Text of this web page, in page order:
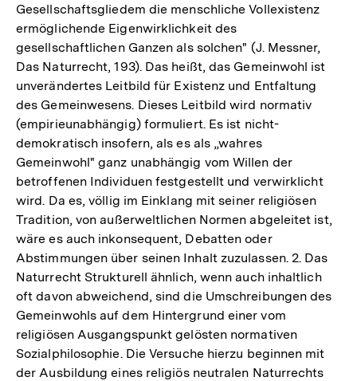
Gesellschaftsgliedem die menschliche Vollexistenz
ermöglichende Eigenwirklichkeit des
gesellschaftlichen Ganzen als solchen" (J. Messner,
Das Naturrecht, 193). Das heißt, das Gemeinwohl ist
unverändertes Leitbild für Existenz und Entfaltung
des Gemeinwesens. Dieses Leitbild wird normativ
(empirieunabhängig) formuliert. Es ist nicht-
demokratisch insofern, als es als „wahres
Gemeinwohl" ganz unabhängig vom Willen der
betroffenen Individuen festgestellt und verwirklicht
wird. Da es, völlig im Einklang mit seiner religiösen
Tradition, von außerweltlichen Normen abgeleitet ist,
wäre es auch inkonsequent, Debatten oder
Abstimmungen über seinen Inhalt zuzulassen. 2. Das
Naturrecht Strukturell ähnlich, wenn auch inhaltlich
oft davon abweichend, sind die Umschreibungen des
Gemeinwohls auf dem Hintergrund einer vom
religiösen Ausgangspunkt gelösten normativen
Sozialphilosophie. Die Versuche hierzu beginnen mit
der Ausbildung eines religiös neutralen Naturrechts